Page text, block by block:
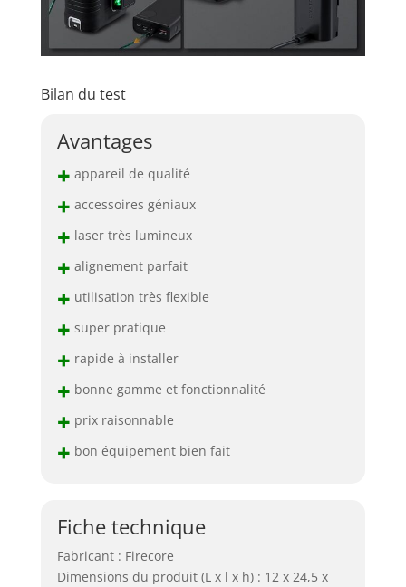
Bilan du test
Avantages
+ appareil de qualité
+ accessoires géniaux
+ laser très lumineux
+ alignement parfait
+ utilisation très flexible
+ super pratique
+ rapide à installer
+ bonne gamme et fonctionnalité
+ prix raisonnable
+ bon équipement bien fait
Fiche technique
Fabricant : Firecore
Dimensions du produit (L x l x h) : 12 x 24,5 x